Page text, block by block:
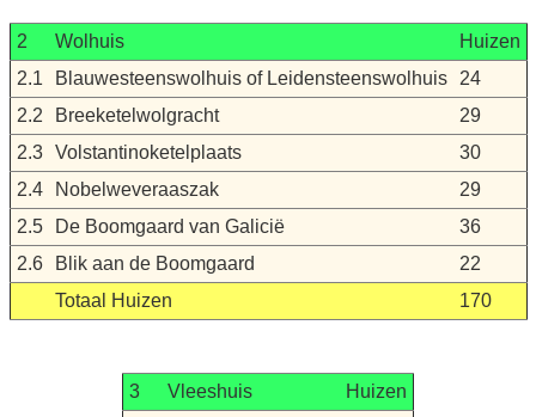
2 Wolhuis
Huizen
2.1
Blauwesteenswolhuis of Leidensteenswolhuis
24
2.2
Breeketelwolgracht
29
2.3
Volstantinoketelplaats
30
2.4
Nobelweveraaszak
29
2.5
De Boomgaard van Galicië
36
2.6
Blik aan de Boomgaard
22
Totaal Huizen
170
3 Vleeshuis
Huizen